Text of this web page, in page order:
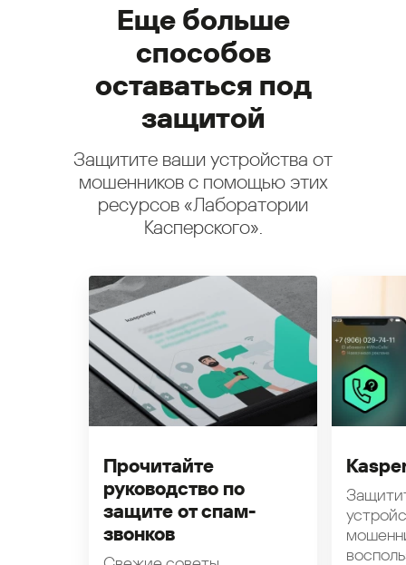
Еще больше
способов
оставаться под
защитой
Защитите ваши устройства от
мошенников с помощью этих
ресурсов «Лаборатории
Касперского».
Прочитайте
руководство по
защите от спам-
звонков